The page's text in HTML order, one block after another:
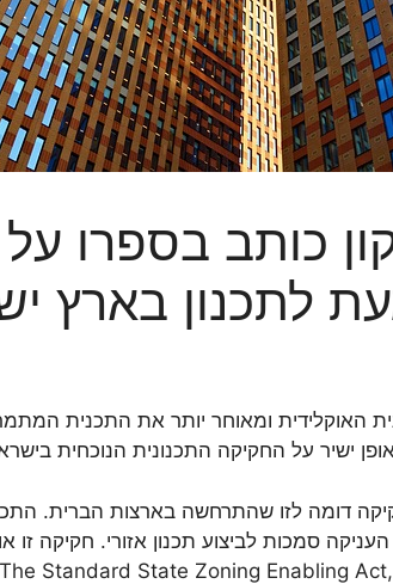
כותב בספרו
לתכנון בארץ
האוקלידית ומאוחר יותר את התכנית
ישיר על החקיקה התכנונית הנוכחית
חקיקה דומה לזו שהתרחשה בארצות הברית.
סמכות לביצוע תכנון אזורי. חקיקה זו
The Standard State Zoning Enabling